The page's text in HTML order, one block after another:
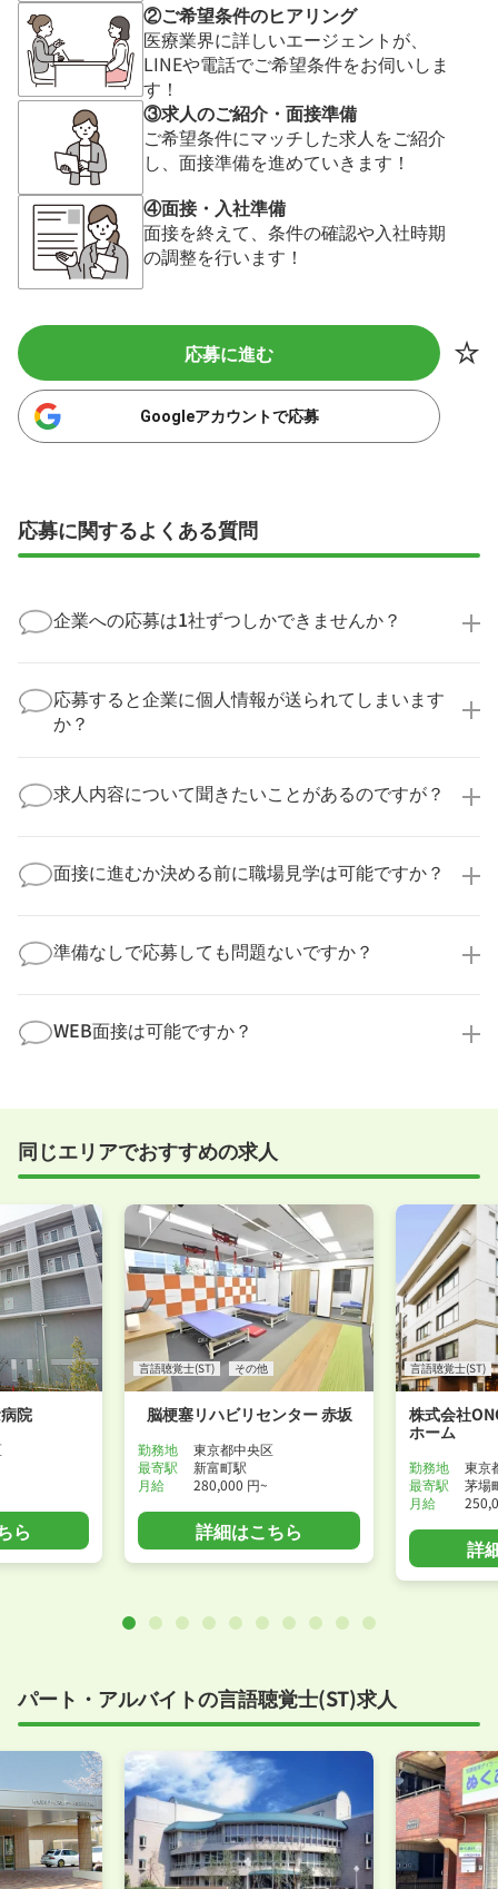
②ご希望条件のヒアリング
医療業界に詳しいエージェントが、
LINEや電話でご希望条件をお伺いしま
す！
③求人のご紹介・面接準備
ご希望条件にマッチした求人をご紹介
し、面接準備を進めていきます！
④面接・入社準備
面接を終えて、条件の確認や入社時期
の調整を行います！
応募に進む
Googleアカウントで応募
応募に関するよくある質問
企業への応募は1社ずつしかできませんか？
実際に医療キャリアナビを利用して転職に成功した方
の多くは、複数応募して自分に合った職場を選ばれて
います。
応募すると企業に個人情報が送られてしまいます
か？
業様に個人情報が送られることはありません！
より詳細な求人情報をご確認いただいた上で、転職希
求人内容について聞きたいことがあるのですが？
してお答えいたします。
勤務体制や職場の雰囲気、研修制度など、どんな小さ
す！
面接に進むか決める前に職場見学は可能ですか？
積極的に受け入れています。実際の職場環境や働く人
の様子を見ることで、より安心してご判断いただけま
ださい！
準備なしで応募しても問題ないですか？
まで、一からサポートいたします。「転職を考え始め
たばかり」「何から始めればいいか分からない」とい
WEB面接は可能ですか？
すめしていますが、企業様によってはWEB面接を導入
事前に確認することは可能ですので、お気軽にお申し
付けください！
同じエリアでおすすめの求人
院
ら
言語聴覚士(ST) その他
脳梗塞リハビリセンター 赤坂
勤務地
東京都中央区
最寄駅
新富町駅
月給
280,000 円~
詳細はこちら
言語聴覚士(ST)
株式会社
ホーム
勤務地
東京
最寄駅
茅場
月給
詳
パート・アルバイトの言語聴覚士(ST)求人